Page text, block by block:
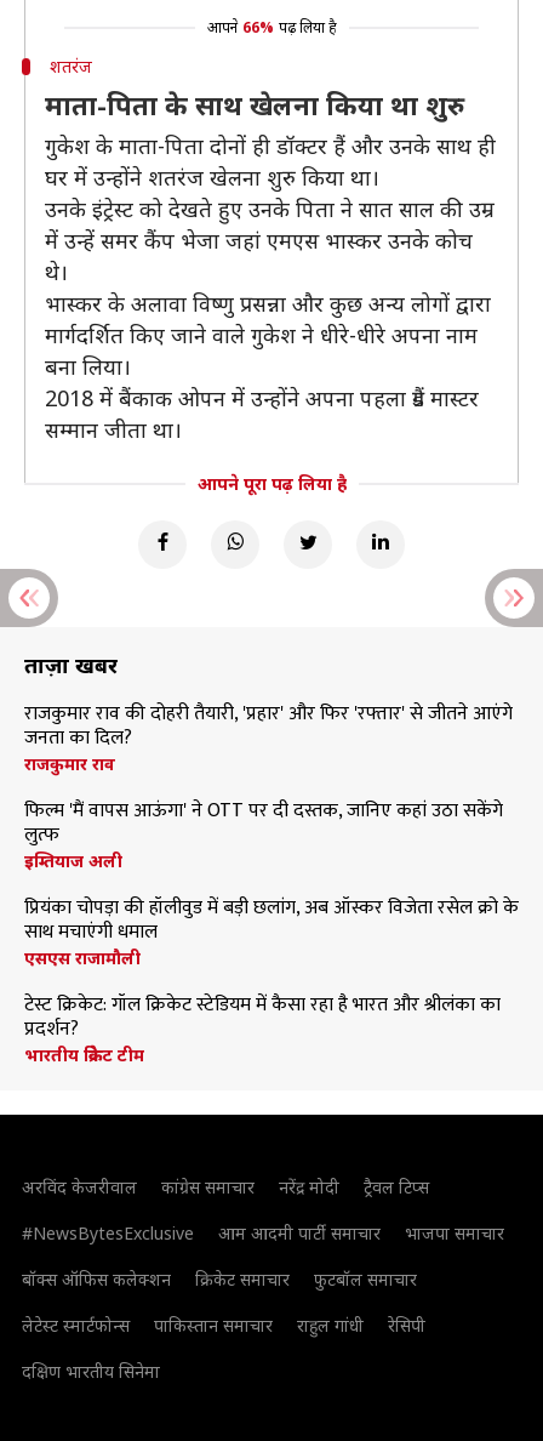
आपने 66% पढ़ लिया है
शतरंज
माता-पिता के साथ खेलना किया था शुरु
गुकेश के माता-पिता दोनों ही डॉक्टर हैं और उनके साथ ही
घर में उन्होंने शतरंज खेलना शुरु किया था।
उनके इंट्रेस्ट को देखते हुए उनके पिता ने सात साल की उम्र
में उन्हें समर कैंप भेजा जहां एमएस भास्कर उनके कोच
थे।
भास्कर के अलावा विष्णु प्रसन्ना और कुछ अन्य लोगों द्वारा
मार्गदर्शित किए जाने वाले गुकेश ने धीरे-धीरे अपना नाम
बना लिया।
2018 में बैंकाक ओपन में उन्होंने अपना पहला ग्रैंड मास्टर
सम्मान जीता था।
आपने पूरा पढ़ लिया है
ताज़ा खबरें
राजकुमार राव की दोहरी तैयारी, 'प्रहार' और फिर 'रफ्तार' से जीतने आएंगे
जनता का दिल?
राजकुमार राव
फिल्म 'मैं वापस आऊंगा' ने OTT पर दी दस्तक, जानिए कहां उठा सकेंगे
लुत्फ
इम्तियाज अली
प्रियंका चोपड़ा की हॉलीवुड में बड़ी छलांग, अब ऑस्कर विजेता रसेल क्रो के
साथ मचाएंगी धमाल
एसएस राजामौली
टेस्ट क्रिकेट: गॉल क्रिकेट स्टेडियम में कैसा रहा है भारत और श्रीलंका का
प्रदर्शन?
भारतीय क्रिकेट टीम
अरविंद केजरीवाल कांग्रेस समाचार नरेंद्र मोदी
ट्रैवल टिप्स
#NewsBytesExclusive
आम आदमी पार्टी समाचार
भाजपा समाचार
बॉक्स ऑफिस कलेक्शन
क्रिकेट समाचार
फुटबॉल समाचार
लेटेस्ट स्मार्टफोन्स
पाकिस्तान समाचार राहुल गांधी
रेसिपी
दक्षिण भारतीय सिनेमा